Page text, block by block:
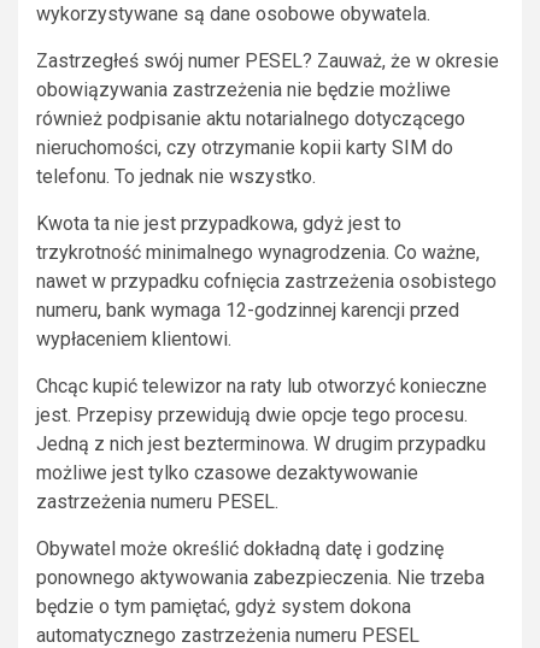
wykorzystywane są dane osobowe obywatela.
Zastrzegłeś swój numer PESEL? Zauważ, że w okresie
obowiązywania zastrzeżenia nie będzie możliwe
również podpisanie aktu notarialnego dotyczącego
nieruchomości, czy otrzymanie kopii karty SIM do
telefonu. To jednak nie wszystko.
Kwota ta nie jest przypadkowa, gdyż jest to
trzykrotność minimalnego wynagrodzenia. Co ważne,
nawet w przypadku cofnięcia zastrzeżenia osobistego
numeru, bank wymaga 12-godzinnej karencji przed
wypłaceniem klientowi.
Chcąc kupić telewizor na raty lub otworzyć konieczne
jest. Przepisy przewidują dwie opcje tego procesu.
Jedną z nich jest bezterminowa. W drugim przypadku
możliwe jest tylko czasowe dezaktywowanie
zastrzeżenia numeru PESEL.
Obywatel może określić dokładną datę i godzinę
ponownego aktywowania zabezpieczenia. Nie trzeba
będzie o tym pamiętać, gdyż system dokona
automatycznego zastrzeżenia numeru PESEL